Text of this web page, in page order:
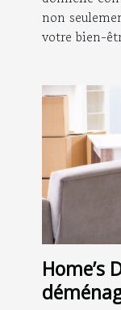
non
votre bien-
Home’s